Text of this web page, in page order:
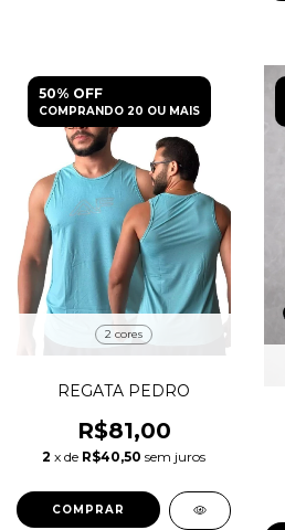
50% OFF
COMPRANDO 20 OU MAIS
2 cores
REGATA PEDRO
R$81,00
2 x de R$40,50 sem juros
COMPRAR